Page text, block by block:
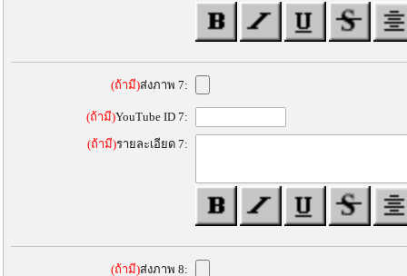
(ถ้ามี)ส่งภาพ 7:
(ถ้ามี)YouTube ID 7:
(ถ้ามี)รายละเอียด 7:
(ถ้ามี)ส่งภาพ 8: